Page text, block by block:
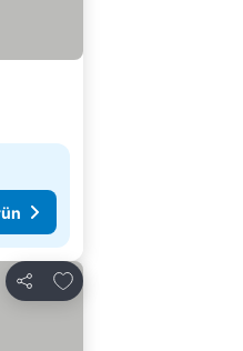
Paylaş
Favorilerime ekle